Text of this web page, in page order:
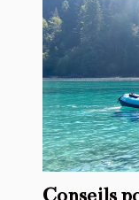
Conseils